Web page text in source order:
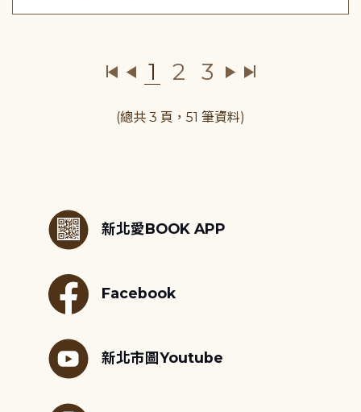
1 2 3
(總共 3 頁，51 筆資料)
新北愛BOOK APP
Facebook
新北市圖Youtube